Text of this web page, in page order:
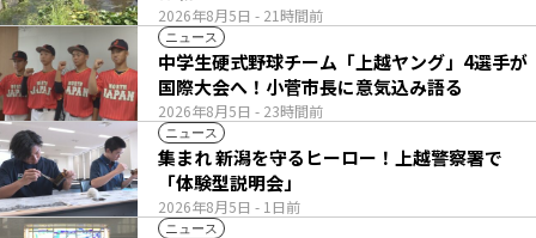
2026年8月5日 - 21時間前
ニュース
2026年8月5日 - 23時間前
中学生硬式野球チーム「上越ヤング」4選手が
国際大会へ！小菅市長に意気込み語る
ニュース
2026年8月5日 - 1日前
集まれ 新潟を守るヒーロー！上越警察署で
「体験型説明会」
ニュース